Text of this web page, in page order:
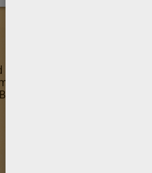
es deiner Freundin!
probiert? Du
zum Ausmalen.